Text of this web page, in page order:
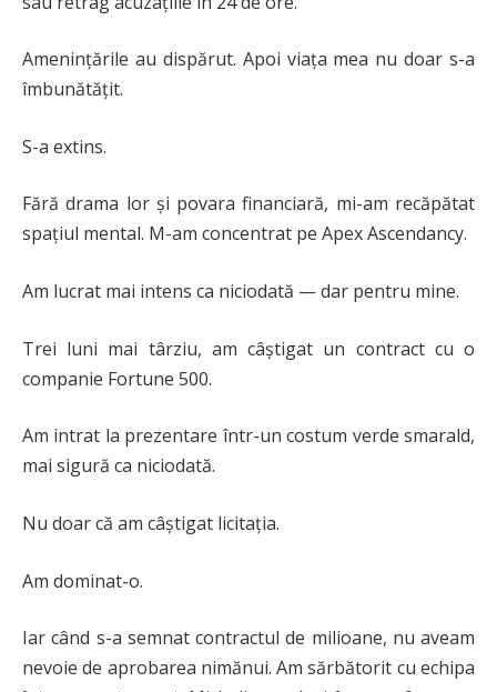
Amenințările au dispărut. Apoi viața mea nu doar s-a
îmbunătățit.
S-a extins.
Fără drama lor și povara financiară, mi-am recăpătat
spațiul mental. M-am concentrat pe Apex Ascendancy.
Am lucrat mai intens ca niciodată — dar pentru mine.
Trei luni mai târziu, am câștigat un contract cu o
companie Fortune 500.
Am intrat la prezentare într-un costum verde smarald,
mai sigură ca niciodată.
Nu doar că am câștigat licitația.
Am dominat-o.
Iar când s-a semnat contractul de milioane, nu aveam
nevoie de aprobarea nimănui. Am sărbătorit cu echipa